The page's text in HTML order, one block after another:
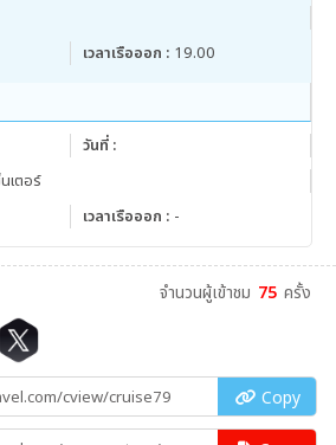
03 ม.ค. 70 - 05 ม.ค. 70
10,900
-
17,900
31 ม.ค. 70 - 02 ก.พ. 70
10,500
3,900
เวลาเรือออก : 19.00
วันที่ :
เตอร์
เวลาเรือออก : -
จำนวนผู้เข้าชม 75 ครั้ง
Copy